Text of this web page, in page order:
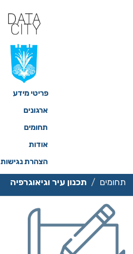
פריטי מידע
ארגונים
תחומים
אודות
הצהרת נגישות
תחומים תכנון עיר וגיאוגרפיה